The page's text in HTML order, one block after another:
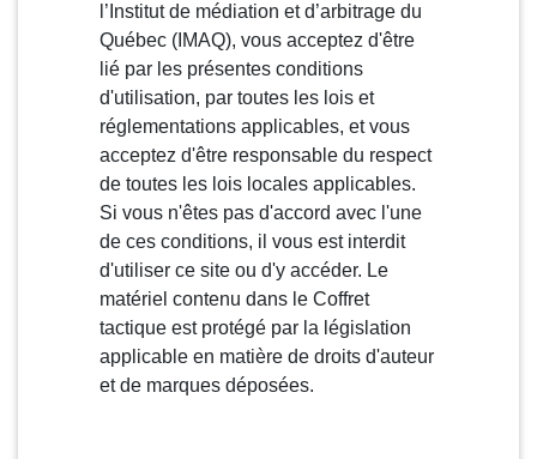
l’Institut de médiation et d’arbitrage du
Québec (IMAQ), vous acceptez d'être
lié par les présentes conditions
d'utilisation, par toutes les lois et
réglementations applicables, et vous
acceptez d'être responsable du respect
de toutes les lois locales applicables.
Si vous n'êtes pas d'accord avec l'une
de ces conditions, il vous est interdit
d'utiliser ce site ou d'y accéder. Le
matériel contenu dans le Coffret
tactique est protégé par la législation
applicable en matière de droits d'auteur
et de marques déposées.